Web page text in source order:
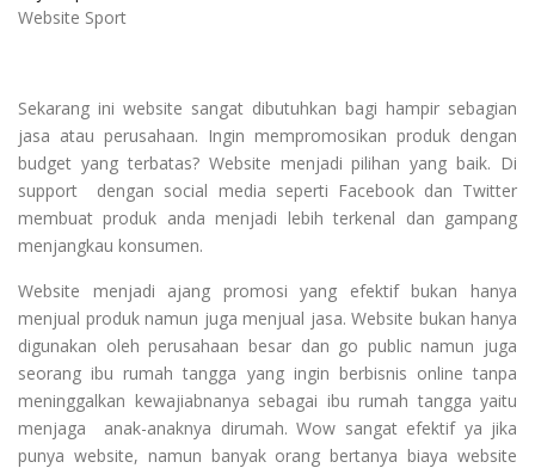
Website Sport
Sekarang ini website sangat dibutuhkan bagi hampir sebagian
jasa atau perusahaan. Ingin mempromosikan produk dengan
budget yang terbatas? Website menjadi pilihan yang baik. Di
support dengan social media seperti Facebook dan Twitter
membuat produk anda menjadi lebih terkenal dan gampang
menjangkau konsumen.
Website menjadi ajang promosi yang efektif bukan hanya
menjual produk namun juga menjual jasa. Website bukan hanya
digunakan oleh perusahaan besar dan go public namun juga
seorang ibu rumah tangga yang ingin berbisnis online tanpa
meninggalkan kewajiabnanya sebagai ibu rumah tangga yaitu
menjaga anak-anaknya dirumah. Wow sangat efektif ya jika
punya website, namun banyak orang bertanya biaya website